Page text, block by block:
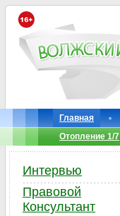
Главная
Отопление 1/7
Интервью
Правовой
Консультант